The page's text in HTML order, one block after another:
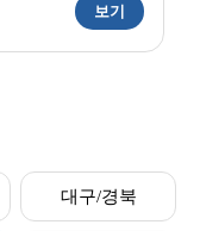
보기
대구/경북